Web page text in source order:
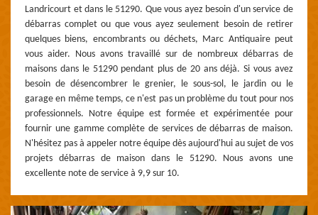
Landricourt et dans le 51290. Que vous ayez besoin d'un service de
débarras complet ou que vous ayez seulement besoin de retirer
quelques biens, encombrants ou déchets, Marc Antiquaire peut
vous aider. Nous avons travaillé sur de nombreux débarras de
maisons dans le 51290 pendant plus de 20 ans déjà. Si vous avez
besoin de désencombrer le grenier, le sous-sol, le jardin ou le
garage en même temps, ce n'est pas un problème du tout pour nos
professionnels. Notre équipe est formée et expérimentée pour
fournir une gamme complète de services de débarras de maison.
N'hésitez pas à appeler notre équipe dès aujourd'hui au sujet de vos
projets débarras de maison dans le 51290. Nous avons une
excellente note de service à 9,9 sur 10.